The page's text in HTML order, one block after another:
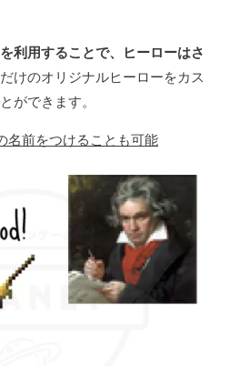
利用することで、ヒーローはさ
けのオリジナルヒーローをカス
ができます。
名前をつけることも可能